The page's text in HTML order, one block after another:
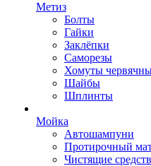
Метиз
Болты
Гайки
Заклёпки
Саморезы
Хомуты
Шайбы
Шплинты
Мойка
Автошампуни
Протирочный
Чистящие